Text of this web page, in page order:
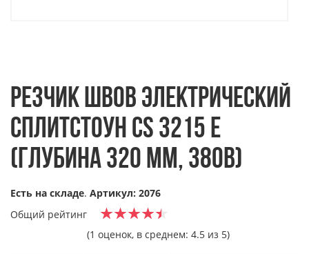
РЕЗЧИК ШВОВ ЭЛЕКТРИЧЕСКИЙ
СПЛИТСТОУН CS 3215 E
(ГЛУБИНА 320 ММ, 380В)
Есть на складе. Артикул: 2076
Общий рейтинг
(1 оценок, в среднем: 4.5 из 5)